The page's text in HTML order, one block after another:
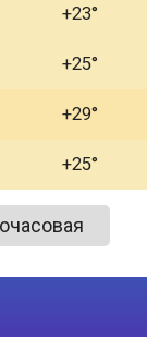
+23
+25
+29
+25